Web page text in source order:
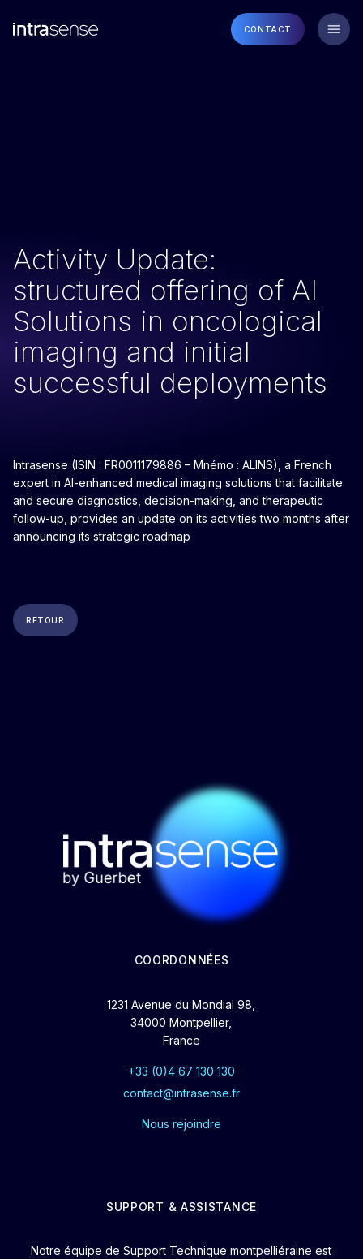
CONTACT
Activity Update:
structured offering of AI
Solutions in oncological
imaging and initial
successful deployments
Intrasense (ISIN : FR0011179886 – Mnémo : ALINS), a French
expert in AI-enhanced medical imaging solutions that facilitate
and secure diagnostics, decision-making, and therapeutic
follow-up, provides an update on its activities two months after
announcing its strategic roadmap
RETOUR
COORDONNÉES
1231 Avenue du Mondial 98,
34000 Montpellier,
France
+33 (0)4 67 130 130
contact@intrasense.fr
Nous rejoindre
SUPPORT & ASSISTANCE
Notre équipe de Support Technique montpelliéraine est